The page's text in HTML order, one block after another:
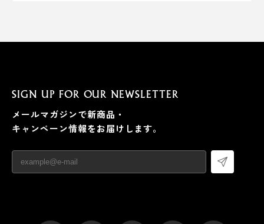
SIGN UP FOR OUR NEWSLETTER
メールマガジンで新商品・
キャンペーン情報をお届けします。